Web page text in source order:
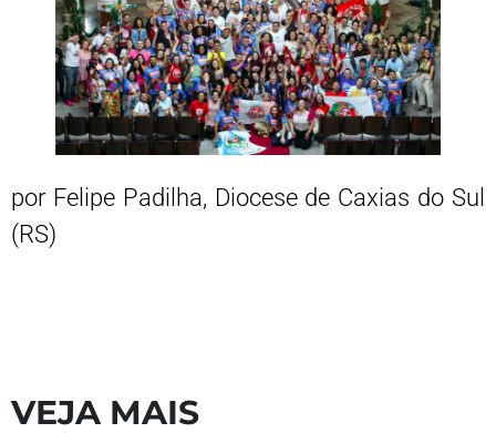
por Felipe Padilha, Diocese de Caxias do Sul
(RS)
VEJA MAIS